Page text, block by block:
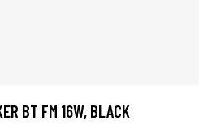
BT FM 16W, BLACK